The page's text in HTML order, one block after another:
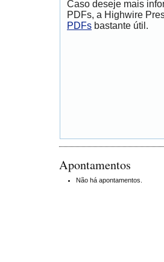
Caso deseje mais
PDFs, a Highwire
PDFs bastante útil.
Apontamentos
Não há apontamentos.